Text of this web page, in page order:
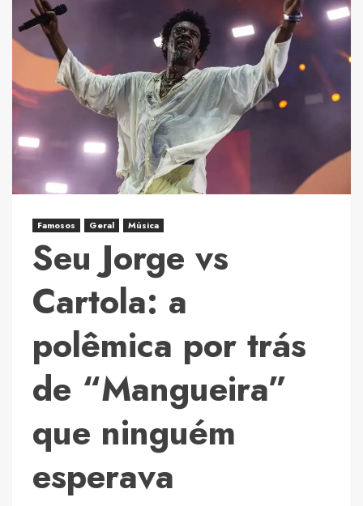
Famosos Geral Música
Seu Jorge vs
Cartola: a
polêmica por trás
de “Mangueira”
que ninguém
esperava